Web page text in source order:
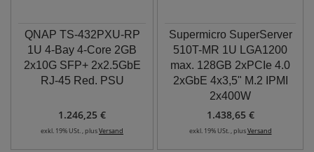
QNAP TS-432PXU-RP
1U 4-Bay 4-Core 2GB
2x10G SFP+ 2x2.5GbE
RJ-45 Red. PSU
1.246,25 €
exkl. 19% USt. , plusVersand
Supermicro SuperServer
510T-MR 1U LGA1200
max. 128GB 2xPCIe 4.0
2xGbE 4x3,5" M.2 IPMI
2x400W
1.438,65 €
exkl. 19% USt. , plusVersand